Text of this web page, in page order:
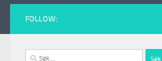
FOLLOW:
Søk